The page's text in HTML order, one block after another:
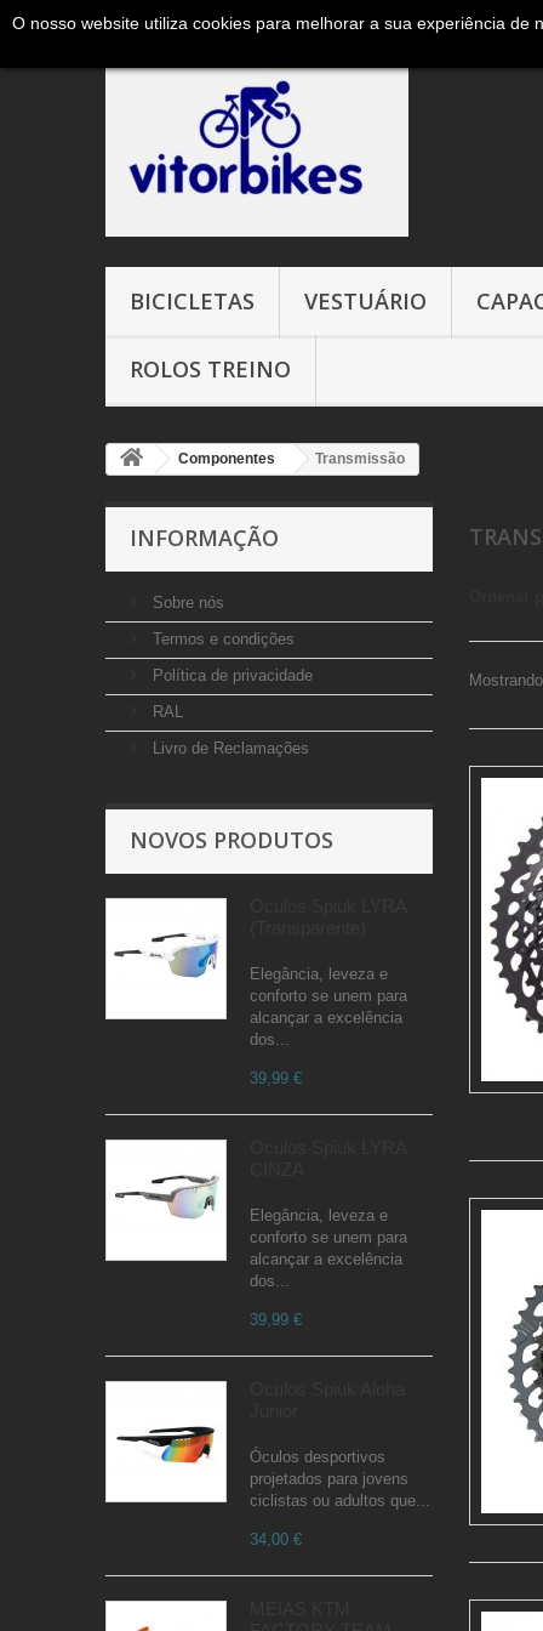
Ligue-nos agora:+351 965327906 ( chamada para a
BICICLETAS VESTUÁRIO
ROLOS TREINO
Componentes Transmissão
INFORMAÇÃO
Sobre nós
Termos e condições
Política de privacidade
RAL
Livro de Reclamações
NOVOS PRODUTOS
Elegância, leveza e
conforto se unem para
alcançar a excelência
dos...
39,99 €
Elegância, leveza e
conforto se unem para
alcançar a excelência
dos...
39,99 €
Óculos desportivos
projetados para jovens
ciclistas ou adultos que...
34,00 €
O nosso website utiliza cookies para melhorar a sua experiência